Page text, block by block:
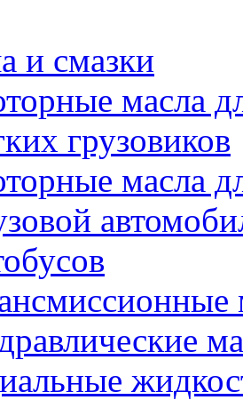
и смазки
масла
грузовиков
масла